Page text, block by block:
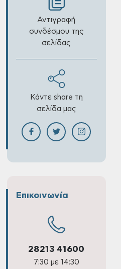
Αντιγραφή
συνδέσμου της
σελίδας
Κάντε share τη
σελίδα μας
Επικοινωνία
28213 41600
7:30 με 14:30